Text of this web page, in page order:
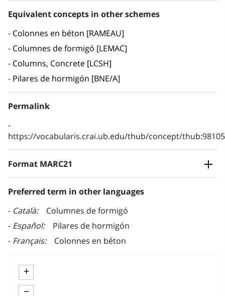
Equivalent concepts in other schemes
Colonnes en béton [RAMEAU]
Columnes de formigó [LEMAC]
Columns, Concrete [LCSH]
Pilares de hormigón [BNE/A]
Permalink
https://vocabularis.crai.ub.edu/thub/concept/
Format MARC21
Preferred term in other languages
Català
Columnes de formigó
Español
Pilares de hormigón
Français
Colonnes en béton
+
−